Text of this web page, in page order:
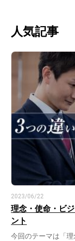
人気記事
2023/06/22
理念・使命・ビ
ント
今回のテーマは「